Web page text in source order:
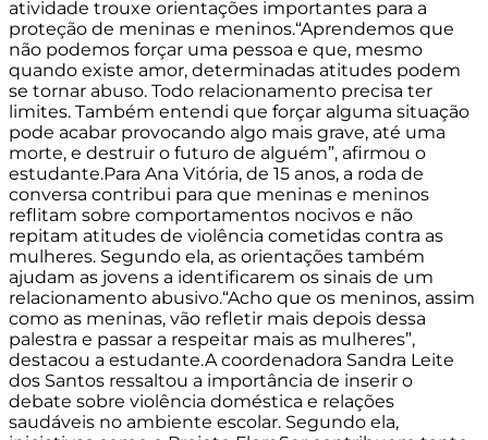
atividade trouxe orientações importantes para a
proteção de meninas e meninos.“Aprendemos que
não podemos forçar uma pessoa e que, mesmo
quando existe amor, determinadas atitudes podem
se tornar abuso. Todo relacionamento precisa ter
limites. Também entendi que forçar alguma situação
pode acabar provocando algo mais grave, até uma
morte, e destruir o futuro de alguém”, afirmou o
estudante.Para Ana Vitória, de 15 anos, a roda de
conversa contribui para que meninas e meninos
reflitam sobre comportamentos nocivos e não
repitam atitudes de violência cometidas contra as
mulheres. Segundo ela, as orientações também
ajudam as jovens a identificarem os sinais de um
relacionamento abusivo.“Acho que os meninos, assim
como as meninas, vão refletir mais depois dessa
palestra e passar a respeitar mais as mulheres”,
destacou a estudante.A coordenadora Sandra Leite
dos Santos ressaltou a importância de inserir o
debate sobre violência doméstica e relações
saudáveis no ambiente escolar. Segundo ela,